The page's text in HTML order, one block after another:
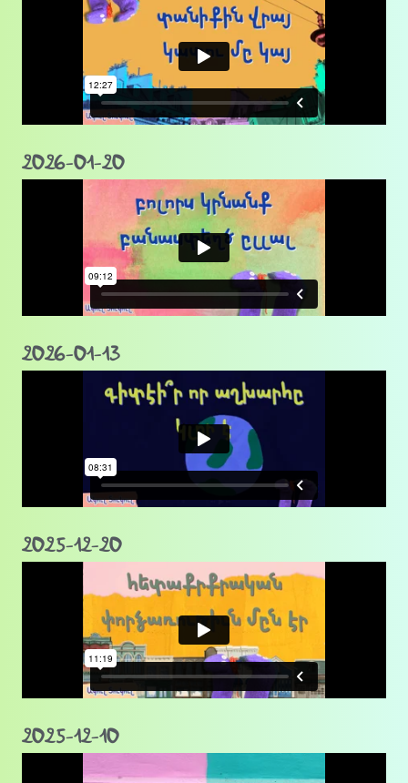
2026-01-20
2026-01-13
2025-12-20
2025-12-10